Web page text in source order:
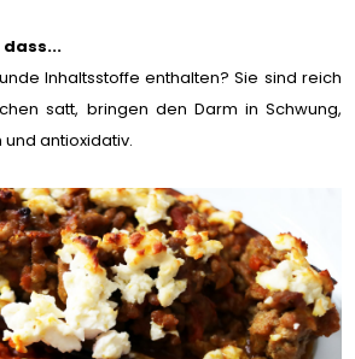
Inhaltsstoffe enthalten? Sie sind reich
satt, bringen den Darm in Schwung,
antioxidativ.